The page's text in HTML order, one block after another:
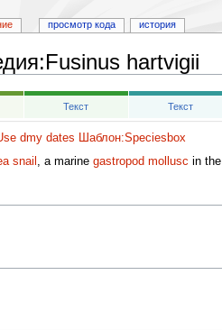
:Fusinus hartvigii
Текст Текст
dmy dates
Шаблон:Speciesbox
snail , a marine gastropod mollusc in the
просмотр кода история